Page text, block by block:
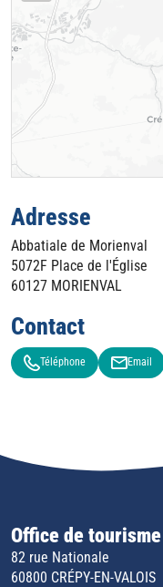
Adresse
Abbatiale de Morienval
5072F Place de l'Église
60127 MORIENVAL
Contact
Téléphone Email
Office de
82 rue Nationale
60800 CRÉPY-EN-VALOIS